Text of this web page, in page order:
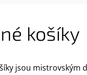
košíky
jsou mistrovským